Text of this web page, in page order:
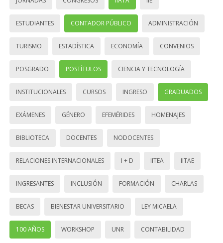
ESTUDIANTES CONTADOR PÚBLICO ADMINISTRACIÓN
TURISMO ESTADÍSTICA ECONOMÍA CONVENIOS
POSGRADO POSTÍTULOS CIENCIA Y TECNOLOGÍA
INSTITUCIONALES CURSOS INGRESO GRADUADOS
EXÁMENES GÉNERO EFEMÉRIDES HOMENAJES
BIBLIOTECA DOCENTES NODOCENTES
RELACIONES INTERNACIONALES I + D IITEA IITAE
INGRESANTES INCLUSIÓN FORMACIÓN CHARLAS
BECAS BIENESTAR UNIVERSITARIO LEY MICAELA
100 AÑOS WORKSHOP UNR CONTABILIDAD